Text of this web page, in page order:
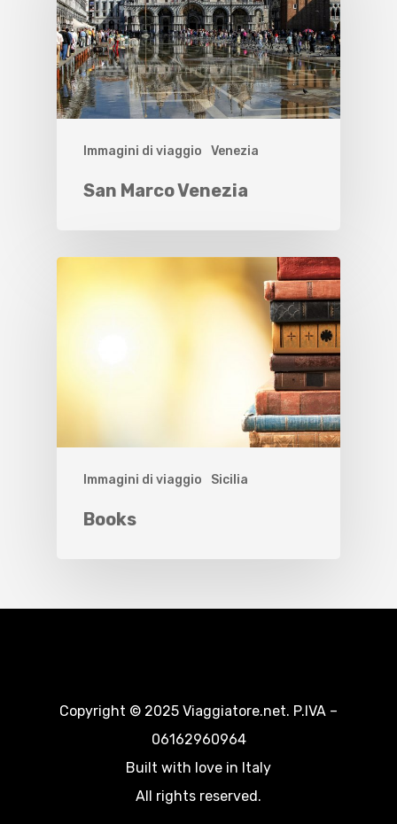
Immagini di viaggio Venezia
San Marco Venezia
Immagini di viaggio Sicilia
Books
Copyright © 2025 Viaggiatore.net. P.IVA –
06162960964
Built with love in Italy
All rights reserved.